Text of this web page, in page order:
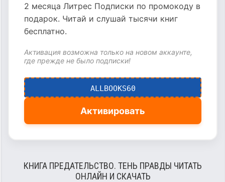
2 месяца Литрес Подписки по промокоду в
подарок. Читай и слушай тысячи книг
бесплатно.
Активация возможна только на новом аккаунте,
где прежде не было подписки!
ALLBOOKS60
Активировать
КНИГА ПРЕДАТЕЛЬСТВО. ТЕНЬ ПРАВДЫ ЧИТАТЬ
ОНЛАЙН И СКАЧАТЬ